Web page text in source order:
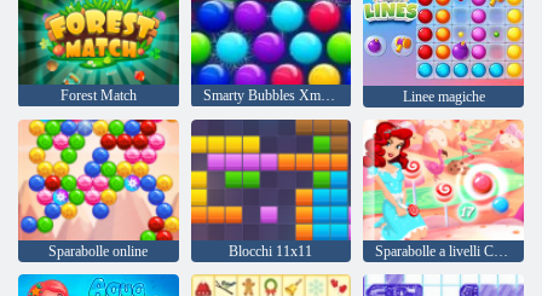
Forest Match Smarty Bubbles Xmas Edition Linee magiche
Sparabolle online Blocchi 11x11 Sparabolle a livelli Candy Bubble